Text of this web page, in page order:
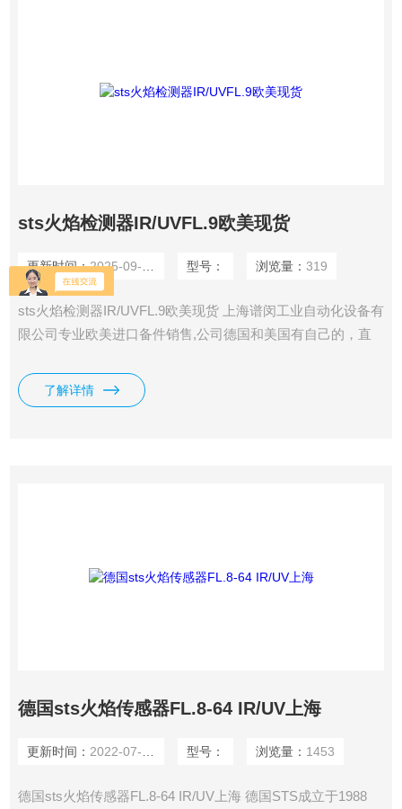
sts火焰检测器IR/UVFL.9欧美现货
更新时间：2025-09-29 型号： 浏览量： 319
sts火焰检测器IR/UVFL.9欧美现货 上海谱闵工业自动化设备有
限公司专业欧美进口备件销售,公司德国和美国有自己的，直
接从现货拿报价，避开许多中间环节，许多现货给我们提供固
定折扣，确保我们给客户惠的价格。 渠道广: 除了现货，我们
了解详情
德国sts火焰传感器FL.8-64 IR/UV上海
更新时间： 2022-07-13 型号： 浏览量： 1453
德国sts火焰传感器FL.8-64 IR/UV上海 德国STS成立于1988